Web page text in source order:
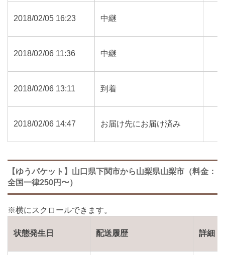
2018/02/05 16:23 中継
2018/02/06 11:36 中継
2018/02/06 13:11 到着
2018/02/06 14:47 お届け先にお届け済み
【ゆうパケット】山口県下関市から山梨県山梨市（料金：
全国一律250円〜）
状態発生日 配送履歴 詳細